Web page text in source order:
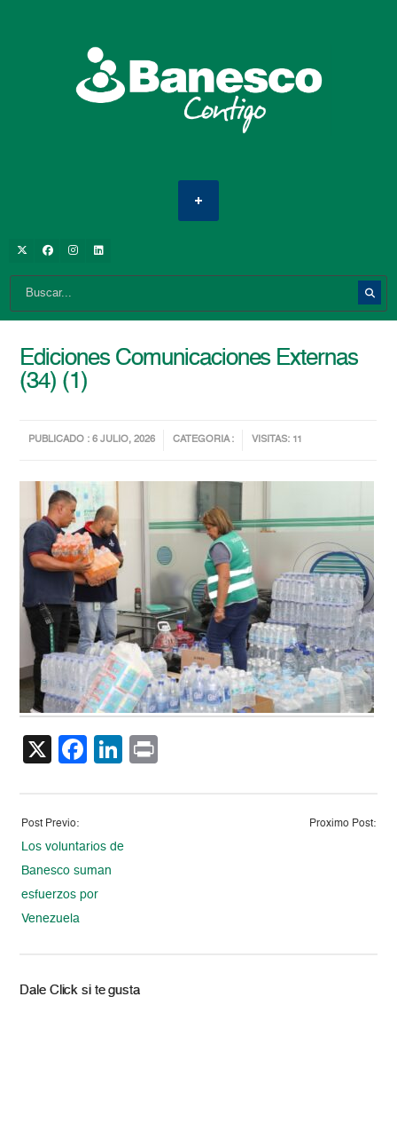
Ediciones Comunicaciones Externas
(34) (1)
PUBLICADO : 6 JULIO, 2026 CATEGORIA : VISITAS: 11
X Facebook
LinkedIn
Post Previo:
Los voluntarios de
Banesco suman
esfuerzos por
Venezuela
Proximo Post:
Dale Click si te gusta